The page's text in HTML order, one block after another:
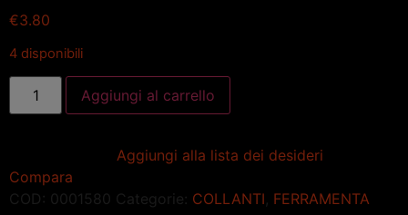
€3.80
4 disponibili
Aggiungi al carrello
Aggiungi alla lista dei desideri
Compara
COD: 0001580 Categorie: COLLANTI, FERRAMENTA